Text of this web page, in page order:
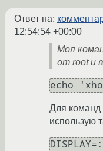
Ответ на:
12:54:54 +00:00
Моя
от root и
echo
Для команд
использую